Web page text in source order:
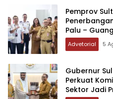
Pemprov
Palu –
Advetorial 5
Gubernur
Perkuat
Sektor Jadi